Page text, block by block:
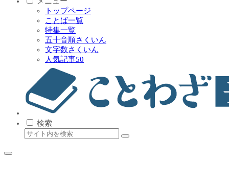
トップページ
ことば一覧
特集一覧
五十音順さくいん
文字数さくいん
人気記事50
検索